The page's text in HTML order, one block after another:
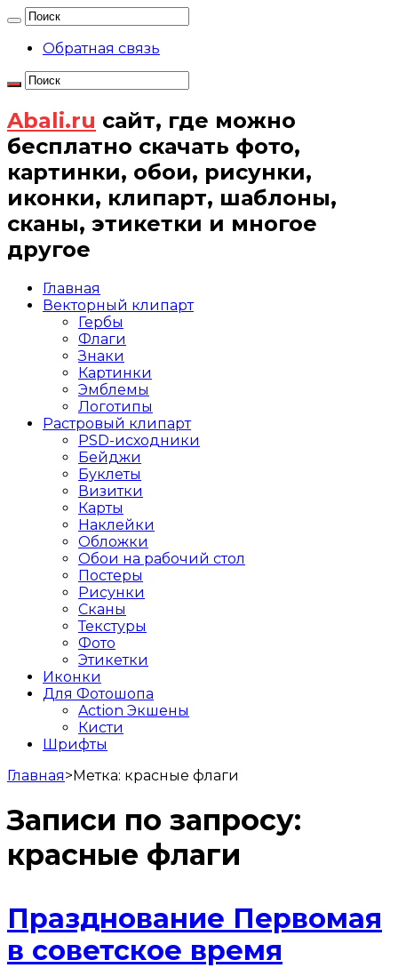
Обратная связь
Abali.ru сайт, где можно
бесплатно скачать фото,
картинки, обои, рисунки,
иконки, клипарт, шаблоны,
сканы, этикетки и многое
другое
Главная
Векторный клипарт
Гербы
Флаги
Знаки
Картинки
Эмблемы
Логотипы
Растровый клипарт
PSD-исходники
Бейджи
Буклеты
Визитки
Карты
Наклейки
Обложки
Обои на рабочий стол
Постеры
Рисунки
Сканы
Текстуры
Фото
Этикетки
Иконки
Для Фотошопа
Action Экшены
Кисти
Шрифты
Главная>Метка: красные флаги
Записи по запросу:
красные флаги
Празднование Первомая
в советское время